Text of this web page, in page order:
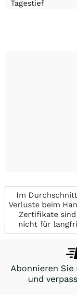
Tagestief
Im
Verluste beim
Zertifikate
nicht für
Abonnieren
und